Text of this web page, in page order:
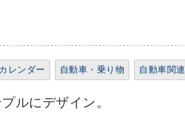
レンダー 自動車・乗り物 自動車関連
ルにデザイン。